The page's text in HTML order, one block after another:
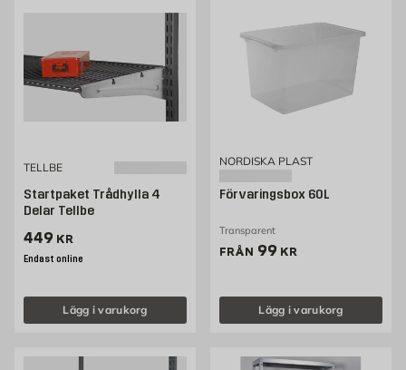
TELLBE
Startpaket Trådhylla 4
Delar Tellbe
Pris 449 kr
449 KR
Endast online
Lägg i varukorg
NORDISKA PLAST
Förvaringsbox 60L
Transparent
FRÅN Pris 99 kr
99 KR
Lägg i varukorg